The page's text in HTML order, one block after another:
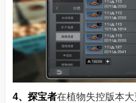
4、探宝者在植物失控版本大